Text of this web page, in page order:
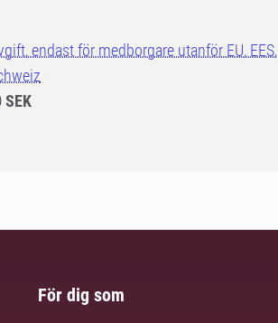
endast för medborgare utanför EU, EES,
SEK
För dig som